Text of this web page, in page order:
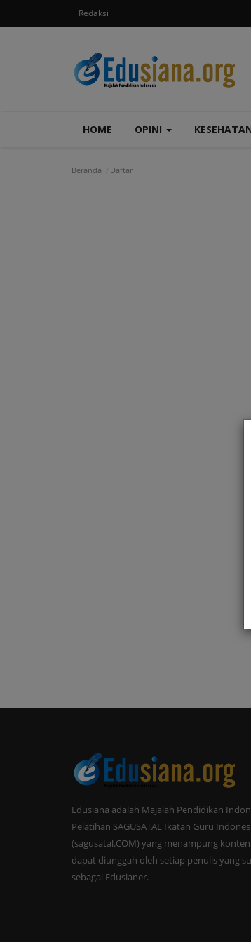
Redaksi
HOME OPINI
Beranda Daftar
Edusiana adalah Majalah Pendidikan
Pelatihan SAGUSATAL Ikatan Guru
(sagusatal.COM) yang menampung
dapat diunggah oleh setiap penulis yang
sebagai Edusianer.